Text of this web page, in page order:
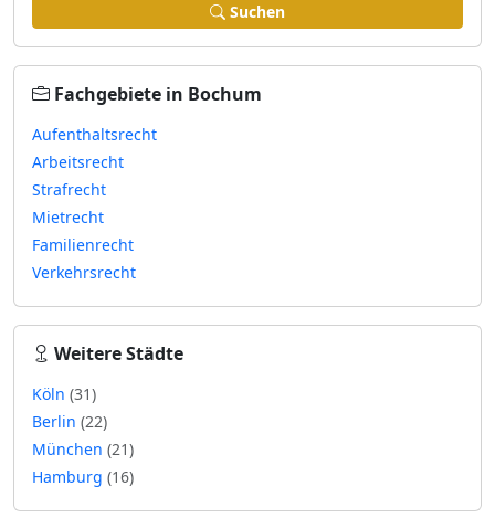
Suchen
Fachgebiete in Bochum
Aufenthaltsrecht
Arbeitsrecht
Strafrecht
Mietrecht
Familienrecht
Verkehrsrecht
Weitere Städte
Köln (31)
Berlin (22)
München (21)
Hamburg (16)